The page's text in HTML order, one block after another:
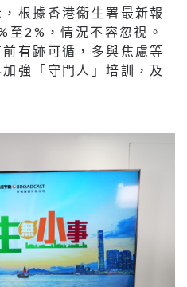
根據香港衞生署最新報
至2%，情況不容忽視。
有跡可循，多與焦慮等
強「守門人」培訓，及